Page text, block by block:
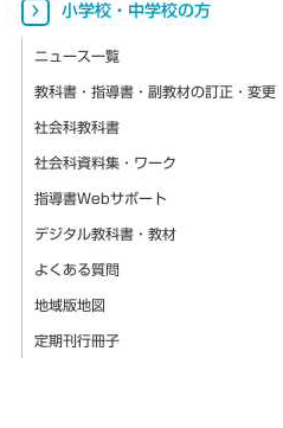
小学校・中学校の方
ニュース一覧
教科書・指導書・副教材の訂正・変更
社会科教科書
社会科資料集・ワーク
指導書Webサポート
デジタル教科書・教材
よくある質問
地域版地図
定期刊行冊子